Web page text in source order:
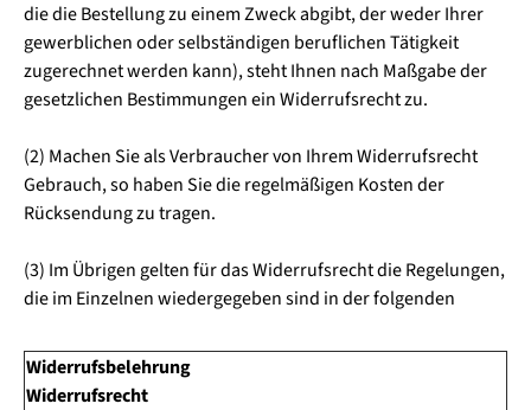
die die Bestellung zu einem Zweck abgibt, der weder Ihrer
gewerblichen oder selbständigen beruflichen Tätigkeit
zugerechnet werden kann), steht Ihnen nach Maßgabe der
gesetzlichen Bestimmungen ein Widerrufsrecht zu.
(2) Machen Sie als Verbraucher von Ihrem Widerrufsrecht
Gebrauch, so haben Sie die regelmäßigen Kosten der
Rücksendung zu tragen.
(3) Im Übrigen gelten für das Widerrufsrecht die Regelungen,
die im Einzelnen wiedergegeben sind in der folgenden
Widerrufsbelehrung
Widerrufsrecht